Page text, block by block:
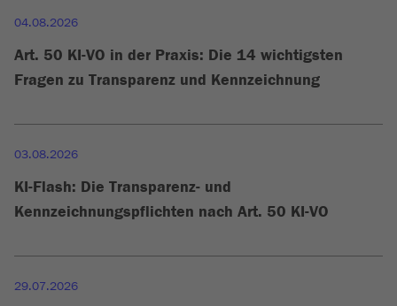
04.08.2026
Art. 50 KI-VO in der Praxis: Die 14 wichtigsten
Fragen zu Transparenz und Kennzeichnung
03.08.2026
KI-Flash: Die Transparenz- und
Kennzeichnungspflichten nach Art. 50 KI-VO
29.07.2026